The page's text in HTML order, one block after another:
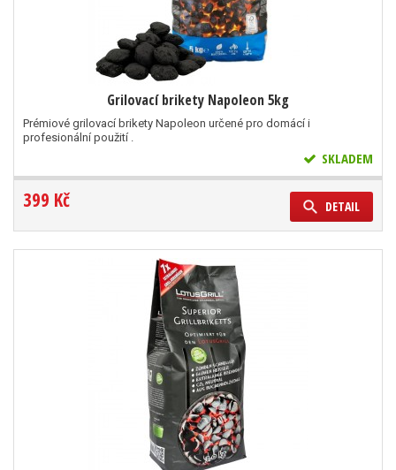
Grilovací brikety Napoleon 5kg
Prémiové grilovací brikety Napoleon určené pro domácí i
profesionální použití .
SKLADEM
399 Kč DETAIL